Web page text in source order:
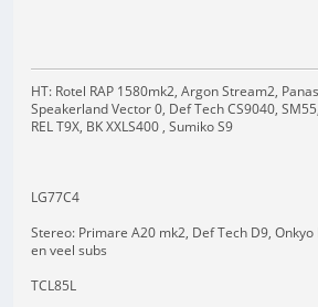
HT: Rotel RAP 1580mk2, Argon Stream2,
Speakerland Vector 0, Def Tech CS9040,
REL T9X, BK XXLS400 , Sumiko S9
LG77C4
Stereo: Primare A20 mk2, Def Tech D9, Onkyo
en veel subs
TCL85L